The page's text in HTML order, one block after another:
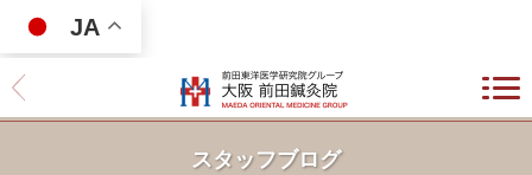
JA
スタッフブログ